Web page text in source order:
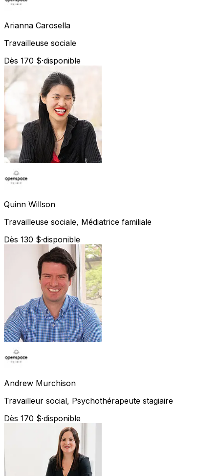
Arianna Carosella
Travailleuse sociale
Dès 170 $·disponible
Quinn Willson
Travailleuse sociale, Médiatrice familiale
Dès 130 $·disponible
Andrew Murchison
Travailleur social, Psychothérapeute stagiaire
Dès 170 $·disponible